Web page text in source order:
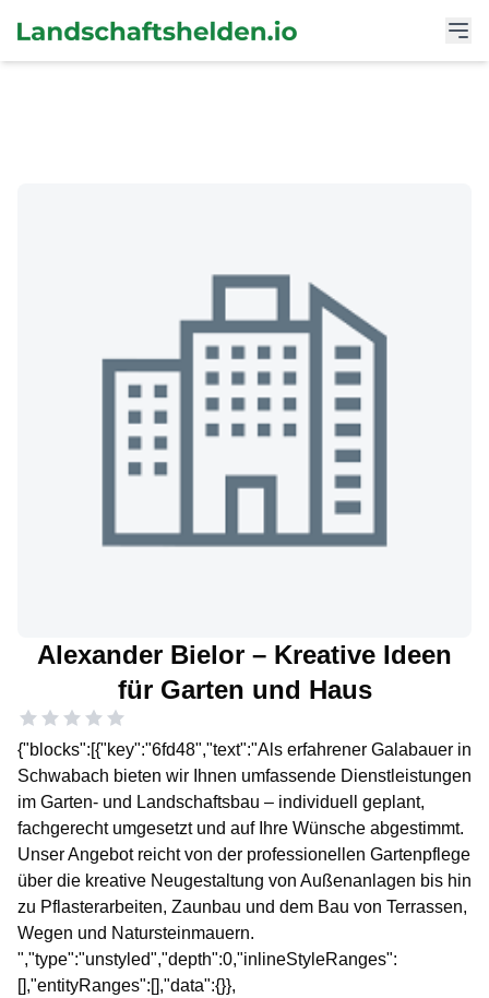
Alexander Bielor – Kreative Ideen
für Garten und Haus
{"blocks":[{"key":"6fd48","text":"Als erfahrener Galabauer in
Schwabach bieten wir Ihnen umfassende Dienstleistungen
im Garten- und Landschaftsbau – individuell geplant,
fachgerecht umgesetzt und auf Ihre Wünsche abgestimmt.
Unser Angebot reicht von der professionellen Gartenpflege
über die kreative Neugestaltung von Außenanlagen bis hin
zu Pflasterarbeiten, Zaunbau und dem Bau von Terrassen,
Wegen und Natursteinmauern.
","type":"unstyled","depth":0,"inlineStyleRanges":
[],"entityRanges":[],"data":{}},